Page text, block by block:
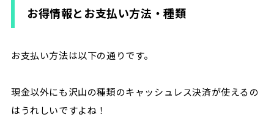
お得情報とお支払い方法・種類
お支払い方法は以下の通りです。
現金以外にも沢山の種類のキャッシュレス決済が使えるの
はうれしいですよね！